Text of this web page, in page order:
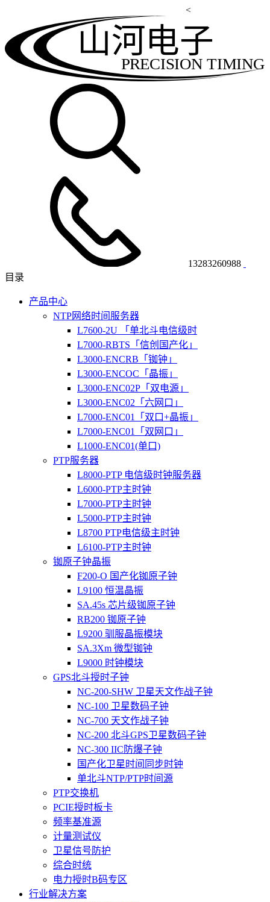
<
PRECISION TIMING
山河电子
13283260988
目录
产品中心
NTP网络时间服务器
L7600-2U 「单北斗电信级时
L7000-RBTS「信创国产化」
L3000-ENCRB「铷钟」
L3000-ENCOC「晶振」
L3000-ENC02P「双电源」
L3000-ENC02「六网口」
L7000-ENC01「双口+晶振」
L7000-ENC01「双网口」
L1000-ENC01(单口)
PTP服务器
L8000-PTP 电信级时钟服务器
L6000-PTP主时钟
L7000-PTP主时钟
L5000-PTP主时钟
L8700 PTP电信级主时钟
L6100-PTP主时钟
铷原子钟晶振
F200-O 国产化铷原子钟
L9100 恒温晶振
SA.45s 芯片级铷原子钟
RB200 铷原子钟
L9200 驯服晶振模块
SA.3Xm 微型铷钟
L9000 时钟模块
GPS北斗授时子钟
NC-200-SHW 卫星天文作战子钟
NC-100 卫星数码子钟
NC-700 天文作战子钟
NC-200 北斗GPS卫星数码子钟
NC-300 IIC防爆子钟
国产化卫星时间同步时钟
单北斗NTP/PTP时间源
PTP交换机
PCIE授时板卡
频率基准源
计量测试仪
卫星信号防护
综合时统
电力授时B码专区
行业解决方案